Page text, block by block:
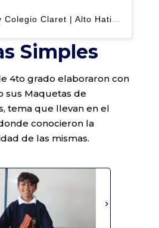
A post shared by Colegio Claret | Alto Hatillo (@clarethatillo)
Simples
4to grado elaboraron con
sus Maquetas de
tema que llevan en el
conocieron la
de las mismas.